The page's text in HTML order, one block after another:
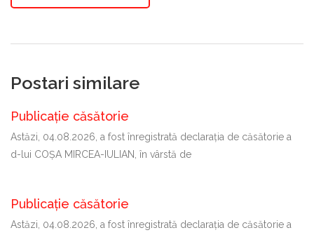
Postari similare
Publicație căsătorie
Astăzi, 04.08.2026, a fost înregistrată declaraţia de căsătorie a
d-lui COȘA MIRCEA-IULIAN, în vârstă de
Publicație căsătorie
Astăzi, 04.08.2026, a fost înregistrată declaraţia de căsătorie a